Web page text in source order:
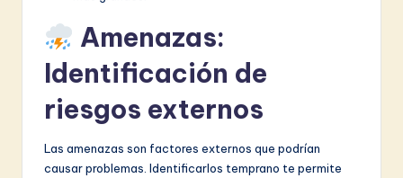
Amenazas:
Identificación de
riesgos externos
Las amenazas son factores externos que podrían
causar problemas. Identificarlos temprano te permite